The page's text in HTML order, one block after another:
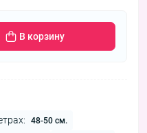
В корзину
48-50 см.